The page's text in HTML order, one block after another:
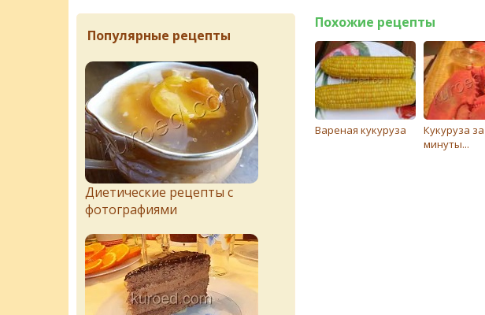
Похожие рецепты
Вареная кукуруза
Кукуруза
минуты...
Популярные рецепты
Диетические рецепты с
фотографиями